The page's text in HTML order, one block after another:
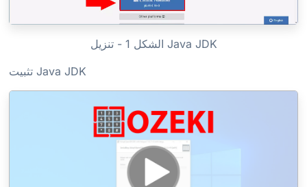
الشكل 1 - تنزيل Java JDK
تثبيت Java JDK